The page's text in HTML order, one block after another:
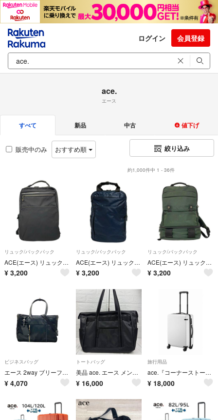
ログイン 会員登録
ace.
エース
すべて 新品 中古 値下げ
販売中のみ おすすめ順 絞り込み
約1,000件中 1 - 36件
リュック/バックパック
ACE(エース) リュックサック - 黒 レザー
¥ 3,200
リュック/バックパック
ACE(エース) リュックサック - ダークネイビー
¥ 3,200
リュック/バックパック
ACE(エース) リュックサック美品 - カーキ
¥ 3,200
ビジネスバッグ
エース 2way ブリーフケース ビジネスバッグ ショルダーバッグ 斜め掛け メンズ ACE
¥ 4,070
トートバッグ
美品 ace. エース メンズ トートバッグ 肩掛け 大容量 A4収納 ビジネスバッグ ブリーフケース ブラック 黒 男女兼用
¥ 16,000
旅行用品
ace.『コーナーストーン2-Ｚ』 機内持ち込み キャリーケース ｓサイズ TSAロック 旅行 2～3泊程度 2.9kg 34L
¥ 18,000